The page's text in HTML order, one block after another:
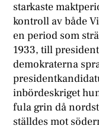
starkaste
kontroll av både
en period som
1933, till
demokraterna
inbördeskriget
fula grin då
ställdes mot